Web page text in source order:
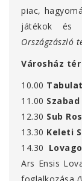
piac,
játékok és
Országzászló
10.00
11.00
12.30 Sub
13.30 Keleti
14.30
Ars Ensis